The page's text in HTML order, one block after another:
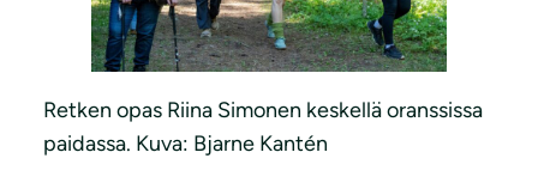
Retken opas Riina Simonen keskellä oranssissa
paidassa. Kuva: Bjarne Kantén